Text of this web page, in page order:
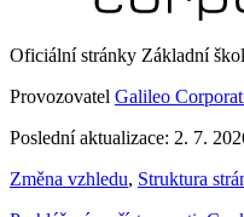
Oficiální stránky Základní
Provozovatel Galileo
Poslední aktualizace: 2. 7.
Změna vzhledu, Struktura